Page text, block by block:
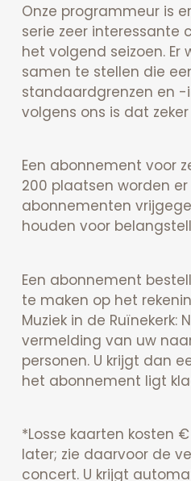
Onze programmeur is
serie zeer interessante
het volgend seizoen. Er
samen te stellen die
standaardgrenzen en -
volgens ons is dat
Een abonnement voor
200 plaatsen worden
abonnementen
houden voor
Een abonnement
te maken op het
Muziek in de Ruïnekerk:
vermelding van uw
personen. U krijgt dan
het abonnement ligt
*Losse kaarten kosten
later; zie daarvoor de
concert. U krijgt